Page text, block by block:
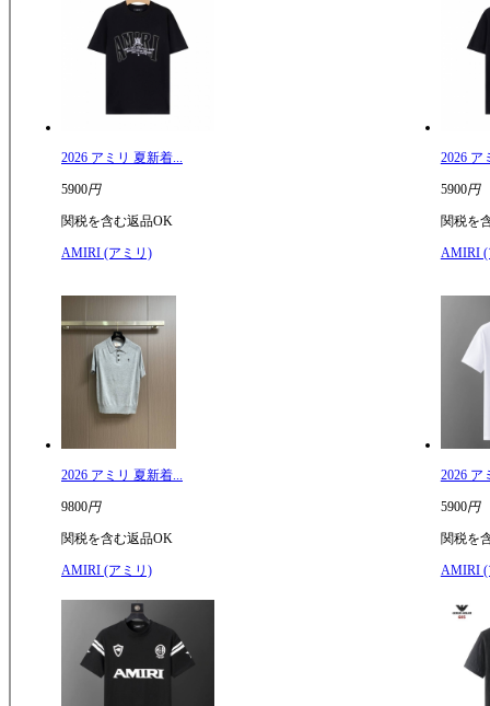
2026 アミリ 夏新着...
5900円
関税を含む返品OK
AMIRI (アミリ)
2026 ア
5900円
関税を
AMIRI (
2026 アミリ 夏新着...
9800円
関税を含む返品OK
AMIRI (アミリ)
2026 ア
5900円
関税を
AMIRI (